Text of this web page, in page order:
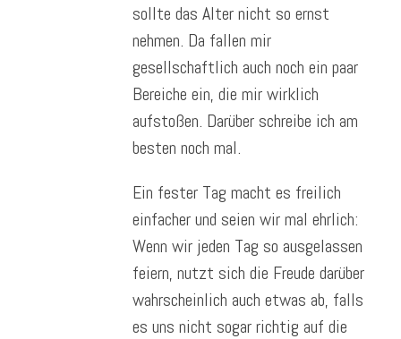
sollte das Alter nicht so ernst
nehmen. Da fallen mir
gesellschaftlich auch noch ein paar
Bereiche ein, die mir wirklich
aufstoßen. Darüber schreibe ich am
besten noch mal.
Ein fester Tag macht es freilich
einfacher und seien wir mal ehrlich:
Wenn wir jeden Tag so ausgelassen
feiern, nutzt sich die Freude darüber
wahrscheinlich auch etwas ab, falls
es uns nicht sogar richtig auf die